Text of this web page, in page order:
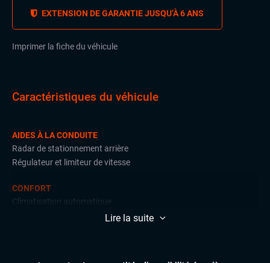
EXTENSION DE GARANTIE JUSQU’À 6 ANS
Imprimer la fiche du véhicule
Caractéristiques du véhicule
AIDES À LA CONDUITE
Radar de stationnement arrière
Régulateur et limiteur de vitesse
CONFORT
Climatisation automatique
Lire la suite